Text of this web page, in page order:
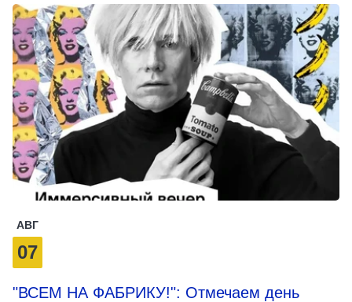
АВГ
07
"ВСЕМ НА ФАБРИКУ!": Отмечаем день